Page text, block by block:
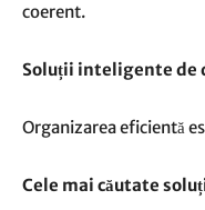
coerent.
Soluții inteligente
Organizarea eficientă
Cele mai căutate